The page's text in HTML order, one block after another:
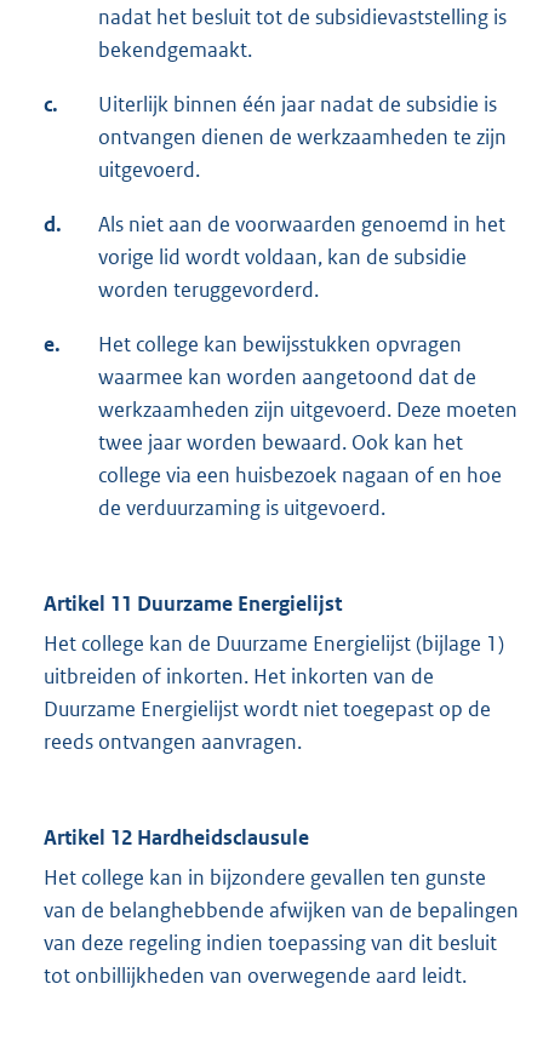
nadat het besluit tot de subsidievaststelling is
bekendgemaakt.
c.
Uiterlijk binnen één jaar nadat de subsidie is
ontvangen dienen de werkzaamheden te zijn
uitgevoerd.
d.
Als niet aan de voorwaarden genoemd in het
vorige lid wordt voldaan, kan de subsidie
worden teruggevorderd.
e.
Het college kan bewijsstukken opvragen
waarmee kan worden aangetoond dat de
werkzaamheden zijn uitgevoerd. Deze moeten
twee jaar worden bewaard. Ook kan het
college via een huisbezoek nagaan of en hoe
de verduurzaming is uitgevoerd.
Artikel 11 Duurzame Energielijst
Het college kan de Duurzame Energielijst (bijlage 1)
uitbreiden of inkorten. Het inkorten van de
Duurzame Energielijst wordt niet toegepast op de
reeds ontvangen aanvragen.
Artikel 12 Hardheidsclausule
Het college kan in bijzondere gevallen ten gunste
van de belanghebbende afwijken van de bepalingen
van deze regeling indien toepassing van dit besluit
tot onbillijkheden van overwegende aard leidt.